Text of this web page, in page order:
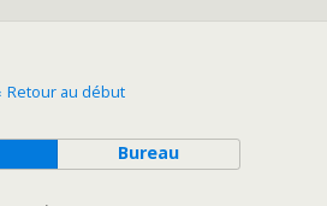
Retour au début
Bureau